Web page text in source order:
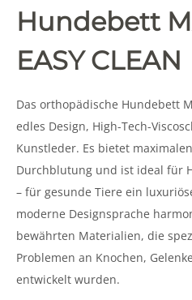
Hundebett
EASY CLEAN
Das orthopädische Hundebett
edles Design, High-Tech-
Kunstleder. Es bietet
Durchblutung und ist ideal für
– für gesunde Tiere ein
moderne Designsprache
bewährten Materialien, die
Problemen an Knochen,
entwickelt wurden.